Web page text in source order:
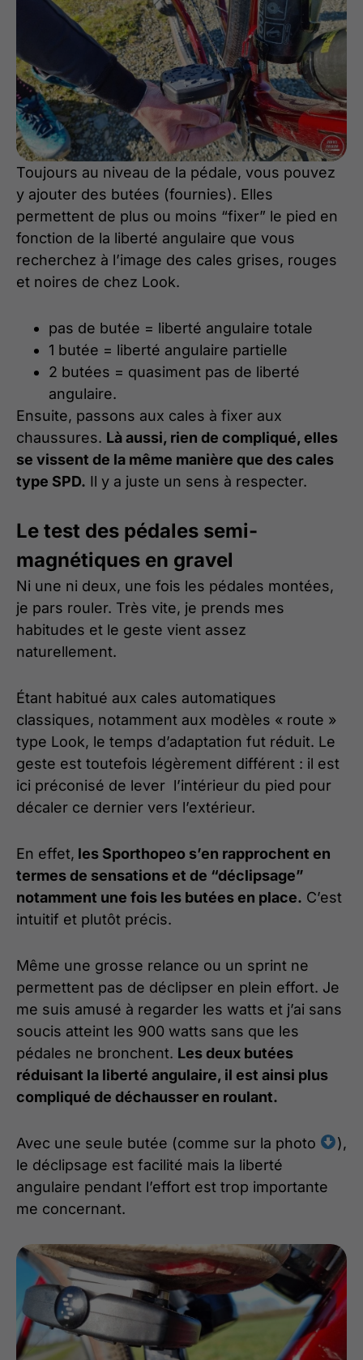
Toujours au niveau de la pédale, vous pouvez
y ajouter des butées (fournies). Elles
permettent de plus ou moins “fixer” le pied en
fonction de la liberté angulaire que vous
recherchez à l’image des cales grises, rouges
et noires de chez Look.
pas de butée = liberté angulaire totale
1 butée = liberté angulaire partielle
2 butées = quasiment pas de liberté
angulaire.
Ensuite, passons aux cales à fixer aux
chaussures. Là aussi, rien de compliqué, elles
se vissent de la même manière que des cales
type SPD. Il y a juste un sens à respecter.
Le test des pédales semi-
magnétiques en gravel
Ni une ni deux, une fois les pédales montées,
je pars rouler. Très vite, je prends mes
habitudes et le geste vient assez
naturellement.
Étant habitué aux cales automatiques
classiques, notamment aux modèles « route »
type Look, le temps d’adaptation fut réduit. Le
geste est toutefois légèrement différent : il est
ici préconisé de lever l’intérieur du pied pour
décaler ce dernier vers l’extérieur.
En effet, les Sporthopeo s’en rapprochent en
termes de sensations et de “déclipsage”
notamment une fois les butées en place. C’est
intuitif et plutôt précis.
Même une grosse relance ou un sprint ne
permettent pas de déclipser en plein effort. Je
me suis amusé à regarder les watts et j’ai sans
soucis atteint les 900 watts sans que les
pédales ne bronchent. Les deux butées
réduisant la liberté angulaire, il est ainsi plus
compliqué de déchausser en roulant.
Avec une seule butée (comme sur la photo
),
le déclipsage est facilité mais la liberté
angulaire pendant l’effort est trop importante
me concernant.